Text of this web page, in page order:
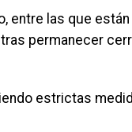
entre las que
permanecer
estrictas